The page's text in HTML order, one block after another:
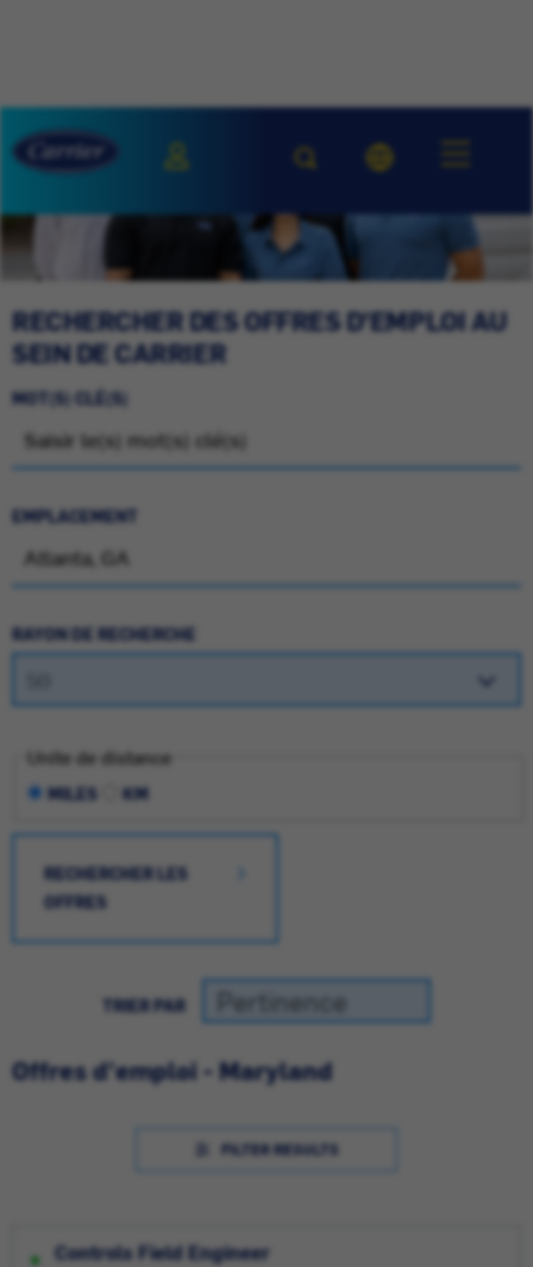
RECHERCHER DES OFFRES D'EMPLOI AU
SEIN DE CARRIER
MOT(S) CLÉ(S)
EMPLACEMENT
RAYON DE RECHERCHE
Unite de distance
MILES KM
RECHERCHER LES
OFFRES
TRIER PAR
Offres d'emploi - Maryland
FILTER RESULTS
Controls Field Engineer